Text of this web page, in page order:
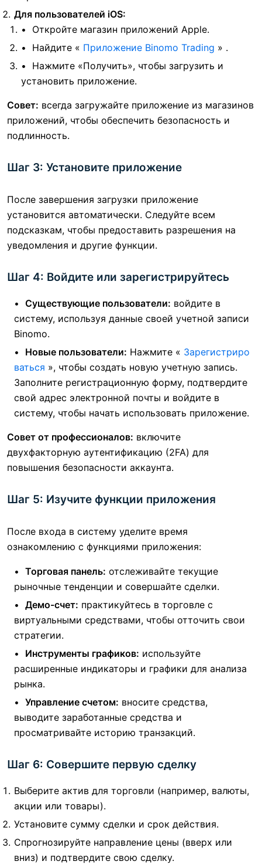
Для пользователей iOS:
Откройте магазин приложений Apple.
Найдите « Приложение Binomo Trading » .
Нажмите «Получить», чтобы загрузить и
установить приложение.
Совет: всегда загружайте приложение из магазинов
приложений, чтобы обеспечить безопасность и
подлинность.
Шаг 3: Установите приложение
После завершения загрузки приложение
установится автоматически. Следуйте всем
подсказкам, чтобы предоставить разрешения на
уведомления и другие функции.
Шаг 4: Войдите или зарегистрируйтесь
Существующие пользователи: войдите в
систему, используя данные своей учетной записи
Binomo.
Новые пользователи: Нажмите « Зарегистриро
ваться », чтобы создать новую учетную запись.
Заполните регистрационную форму, подтвердите
свой адрес электронной почты и войдите в
систему, чтобы начать использовать приложение.
Совет от профессионалов: включите
двухфакторную аутентификацию (2FA) для
повышения безопасности аккаунта.
Шаг 5: Изучите функции приложения
После входа в систему уделите время
ознакомлению с функциями приложения:
Торговая панель: отслеживайте текущие
рыночные тенденции и совершайте сделки.
Демо-счет: практикуйтесь в торговле с
виртуальными средствами, чтобы отточить свои
стратегии.
Инструменты графиков: используйте
расширенные индикаторы и графики для анализа
рынка.
Управление счетом: вносите средства,
выводите заработанные средства и
просматривайте историю транзакций.
Шаг 6: Совершите первую сделку
Выберите актив для торговли (например, валюты,
акции или товары).
Установите сумму сделки и срок действия.
Спрогнозируйте направление цены (вверх или
вниз) и подтвердите свою сделку.